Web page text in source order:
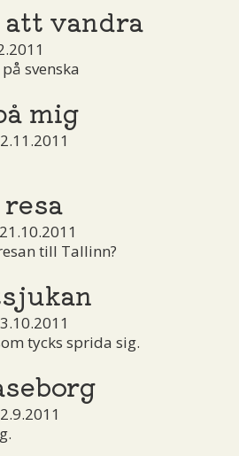
vandra
svenska
mig
till Tallinn?
tycks sprida sig.